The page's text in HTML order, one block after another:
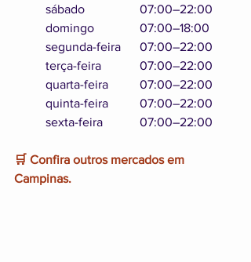
	sábado		07:00–22:00
	domingo		07:00–18:00
	segunda-feira	07:00–22:00
	terça-feira		07:00–22:00
	quarta-feira	07:00–22:00
	quinta-feira	07:00–22:00
	sexta-feira		07:00–22:00
🛒 Confira outros mercados em
Campinas.